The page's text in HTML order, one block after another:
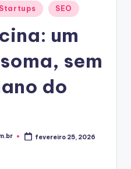
SEO
um
sem
do
fevereiro 25, 2026